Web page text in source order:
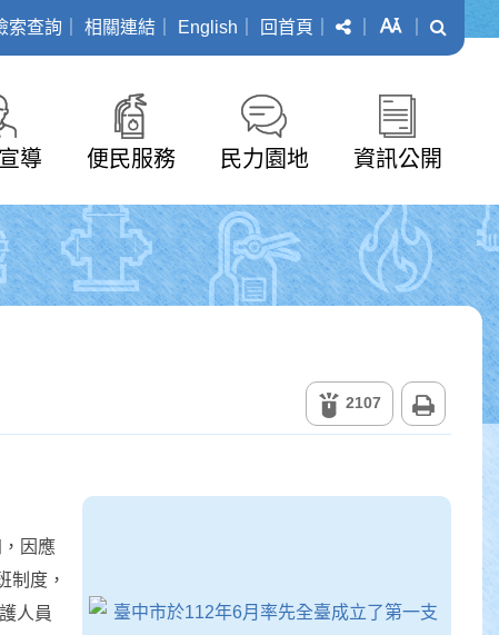
索查詢 相關連結 English 回首頁 分享 字級
導 便民服務 民力園地 資訊公開
2107
因應
制度，
人員